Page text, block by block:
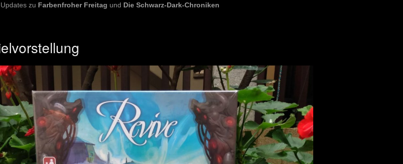
zu Farbenfroher Freitag und Die Schwarz-Dark-Chroniken